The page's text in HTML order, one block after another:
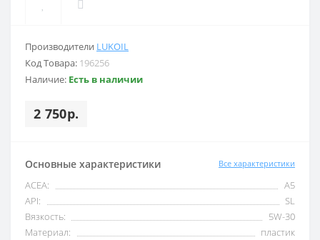
Производители LUKOIL
Код Товара: 196256
Наличие: Есть в наличии
2 750р.
Основные характеристики Все характеристики
ACEA:
A5
API:
SL
Вязкость:
5W-30
Материал:
пластик